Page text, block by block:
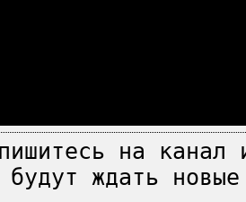
на
будут ждать